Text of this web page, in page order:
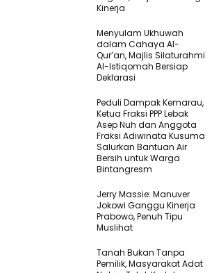
Kinerja
Menyulam Ukhuwah
dalam Cahaya Al-
Qur’an, Majlis Silaturahmi
Al-Istiqomah Bersiap
Deklarasi
Peduli Dampak Kemarau,
Ketua Fraksi PPP Lebak
Asep Nuh dan Anggota
Fraksi Adiwinata Kusuma
Salurkan Bantuan Air
Bersih untuk Warga
Bintangresm
Jerry Massie: Manuver
Jokowi Ganggu Kinerja
Prabowo, Penuh Tipu
Muslihat
Tanah Bukan Tanpa
Pemilik, Masyarakat Adat